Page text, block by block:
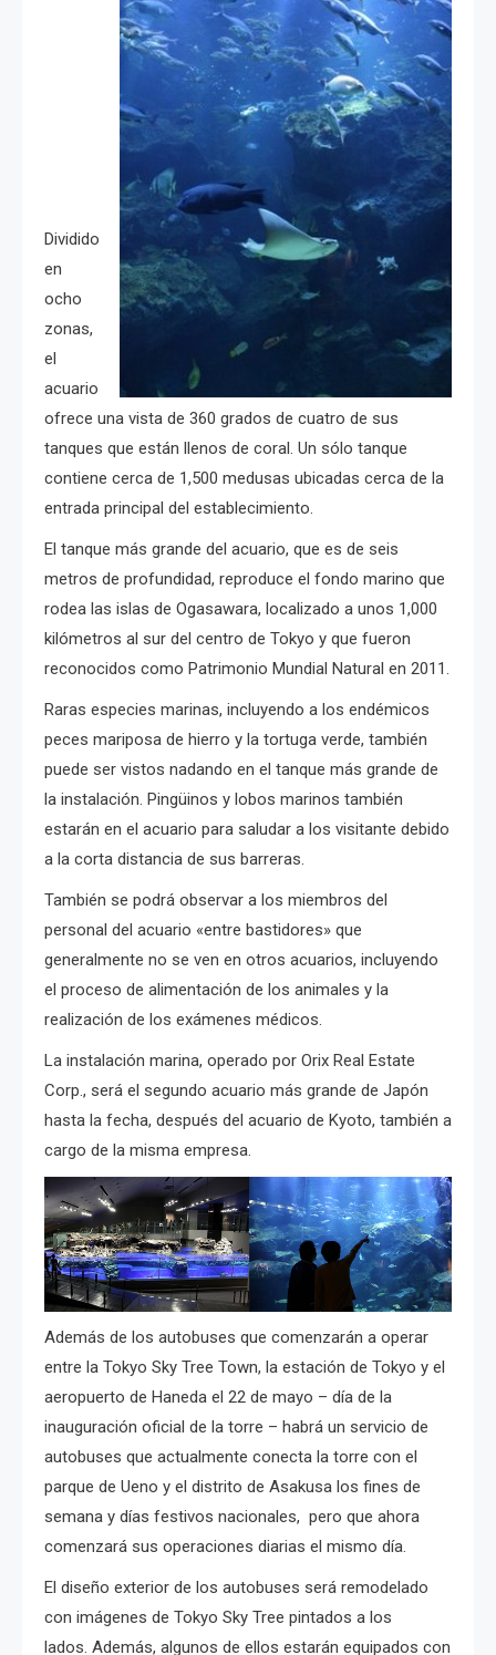
Dividido
en
ocho
zonas,
el
acuario
ofrece una vista de 360 ​​grados de cuatro de sus
tanques que están llenos de coral. Un sólo tanque
contiene cerca de 1,500 medusas ubicadas cerca de la
entrada principal del establecimiento.
El tanque más grande del acuario, que es de seis
metros de profundidad, reproduce el fondo marino que
rodea las islas de Ogasawara, localizado a unos 1,000
kilómetros al sur del centro de Tokyo y que fueron
reconocidos como Patrimonio Mundial Natural en 2011.
Raras especies marinas, incluyendo a los endémicos
peces mariposa de hierro y la tortuga verde, también
puede ser vistos nadando en el tanque más grande de
la instalación. Pingüinos y lobos marinos también
estarán en el acuario para saludar a los visitante debido
a la corta distancia de sus barreras.
También se podrá observar a los miembros del
personal del acuario «entre bastidores» que
generalmente no se ven en otros acuarios, incluyendo
el proceso de alimentación de los animales y la
realización de los exámenes médicos.
La instalación marina, operado por Orix Real Estate
Corp., será el segundo acuario más grande de Japón
hasta la fecha, después del acuario de Kyoto, también a
cargo de la misma empresa.
Además de los autobuses que comenzarán a operar
entre la Tokyo Sky Tree Town, la estación de Tokyo y el
aeropuerto de Haneda el 22 de mayo – día de la
inauguración oficial de la torre – habrá un servicio de
autobuses que actualmente conecta la torre con el
parque de Ueno y el distrito de Asakusa los fines de
semana y días festivos nacionales, pero que ahora
comenzará sus operaciones diarias el mismo día.
El diseño exterior de los autobuses será remodelado
con imágenes de Tokyo Sky Tree pintados a los
lados. Además, algunos de ellos estarán equipados con